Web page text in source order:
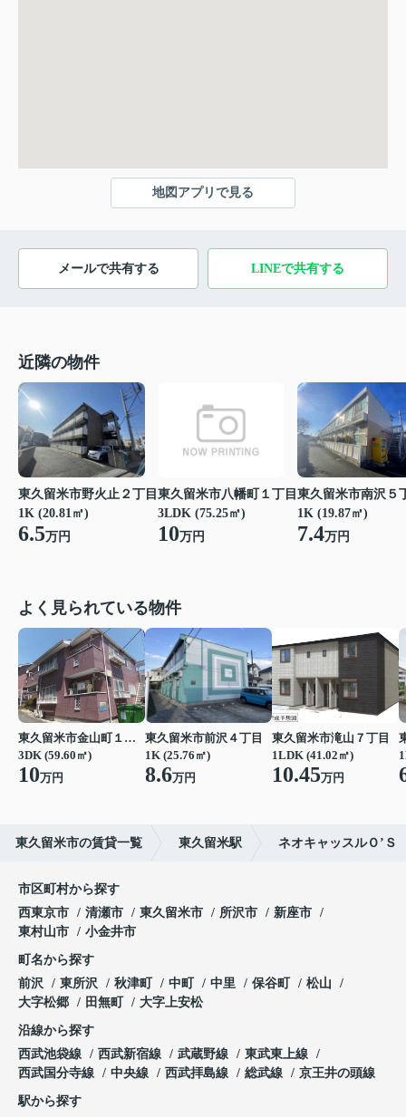
地図アプリで見る
メールで共有する LINEで共有する
近隣の物件
東久留米市野火止２丁目
1K (20.81㎡)
6.5万円
東久留米市八幡町１丁目
3LDK (75.25㎡)
10万円
東久留米市南沢５
1K (19.87㎡)
7.4万円
よく見られている物件
東久留米市金山町１丁目
3DK (59.60㎡)
10万円
東久留米市前沢４丁目
1K (25.76㎡)
8.6万円
東久留米市滝山７丁目
1LDK (41.02㎡)
10.45万円
東久留米市の賃貸一覧 東久留米駅 ネオキャッスルＯ’Ｓ
市区町村から探す
西東京市
清瀬市 東久留米市 所沢市
新座市
東村山市
小金井市
町名から探す
前沢
東所沢 秋津町 中町 中里 保谷町
松山
大字松郷
田無町 大字上安松
沿線から探す
西武池袋線
西武新宿線 武蔵野線
東武東上線
西武国分寺線
中央線 西武拝島線 総武線 京王井の頭線
駅から探す